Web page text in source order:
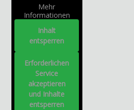
Mehr
Informationen
Inhalt
entsperren
Erforderlichen
Service
akzeptieren
und Inhalte
entsperren